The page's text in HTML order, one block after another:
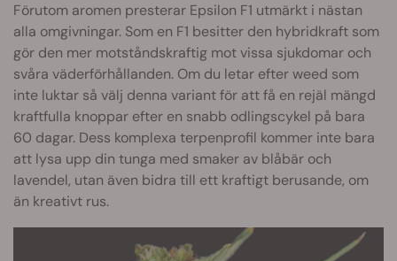
Förutom aromen presterar Epsilon F1 utmärkt i nästan
alla omgivningar. Som en F1 besitter den hybridkraft som
gör den mer motståndskraftig mot vissa sjukdomar och
svåra väderförhållanden. Om du letar efter weed som
inte luktar så välj denna variant för att få en rejäl mängd
kraftfulla knoppar efter en snabb odlingscykel på bara
60 dagar. Dess komplexa terpenprofil kommer inte bara
att lysa upp din tunga med smaker av blåbär och
lavendel, utan även bidra till ett kraftigt berusande, om
än kreativt rus.